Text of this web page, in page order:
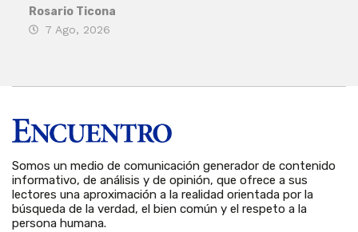
Rosario Ticona
7 Ago, 2026
Somos un medio de comunicación generador de contenido
informativo, de análisis y de opinión, que ofrece a sus
lectores una aproximación a la realidad orientada por la
búsqueda de la verdad, el bien común y el respeto a la
persona humana.